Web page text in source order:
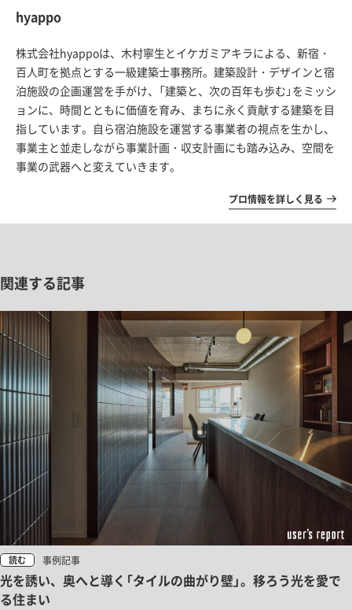
hyappo
株式会社hyappoは、木村寧生とイケガミアキラによる、新宿・
百人町を拠点とする一級建築士事務所。建築設計・デザインと宿
泊施設の企画運営を手がけ、「建築と、次の百年も歩む」をミッシ
ョンに、時間とともに価値を育み、まちに永く貢献する建築を目
指しています。自ら宿泊施設を運営する事業者の視点を生かし、
事業主と並走しながら事業計画・収支計画にも踏み込み、空間を
事業の武器へと変えていきます。
プロ情報を詳しく見る
関連する記事
読む 事例記事
光を誘い、奥へと導く「タイルの曲がり壁」。移ろう光を愛で
る住まい